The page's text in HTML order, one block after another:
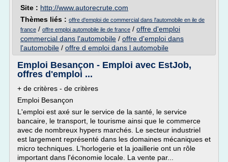
Site : http://www.autorecrute.com
Thèmes liés : offre d'emploi de commercial dans l'automobile en ile de
france / offre emploi automobile ile de france / offre d'emploi
commercial dans l'automobile / offre d'emploi dans
l'automobile / offre d emploi dans l automobile
Emploi Besançon - Emploi avec EstJob,
offres d'emploi ...
+ de critères - de critères
Emploi Besançon
L'emploi est axé sur le service de la santé, le service
bancaire, le transport, le tourisme ainsi que le commerce
avec de nombreux hypers marchés. Le secteur industriel
est largement représenté dans les domaines mécaniques et
micro techniques. L'horlogerie et la joaillerie ont un rôle
important dans l'économie locale. La vente par...